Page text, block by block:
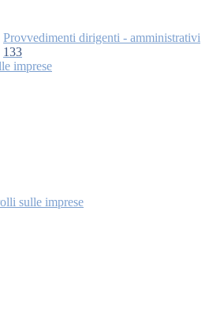
Provvedimenti dirigenti - amministrativi
133
imprese
sulle imprese